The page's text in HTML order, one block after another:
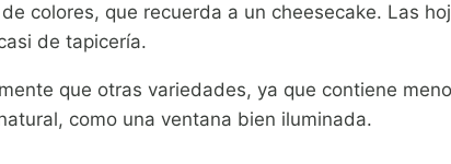
colores, que recuerda a un cheesecake. Las
de tapicería.
que otras variedades, ya que contiene
como una ventana bien iluminada.